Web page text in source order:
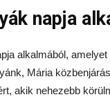
napja
alkalmából,
Mária
akik nehezebb